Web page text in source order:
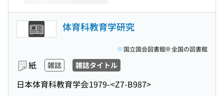
体育科教育学研究
紙 雑誌 雑誌タイトル
日本体育科教育学会1979-<Z7-B987>
国立国会図書館 全国の図書館